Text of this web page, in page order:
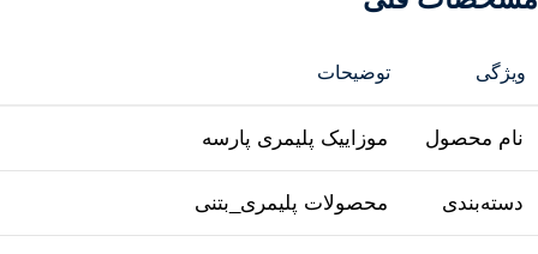
ویژگی توضیحات
نام محصول موزاییک پلیمری پارسه
دسته‌بندی محصولات پلیمری_بتنی